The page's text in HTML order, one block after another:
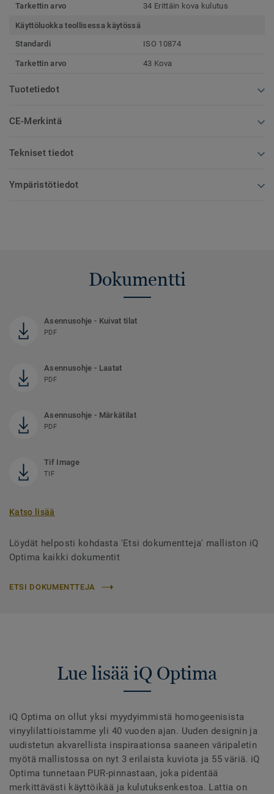
Tarkettin arvo 34 Erittäin kova kulutus
Käyttöluokka teollisessa käytössä
Standardi
ISO 10874
Tarkettin arvo 43 Kova
Tuotetiedot
CE-Merkintä
Tekniset tiedot
Ympäristötiedot
Dokumentti
Asennusohje - Kuivat tilat
PDF
Asennusohje - Laatat
PDF
Asennusohje - Märkätilat
PDF
Tif Image
TIF
Katso lisää
Löydät helposti kohdasta 'Etsi dokumentteja' malliston iQ
Optima kaikki dokumentit
ETSI DOKUMENTTEJA
Lue lisää iQ Optima
iQ Optima on ollut yksi myydyimmistä homogeenisista
vinyylilattioistamme yli 40 vuoden ajan. Uuden designin ja
uudistetun akvarellista inspiraationsa saaneen väripaletin
myötä mallistossa on nyt 3 erilaista kuviota ja 55 väriä. iQ
Optima tunnetaan PUR-pinnastaan, joka pidentää
merkittävästi käyttöikää ja kulutuksenkestoa. Lattia on